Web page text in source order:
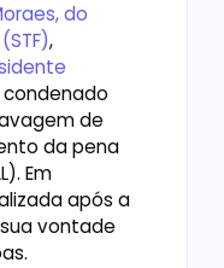
do
,
condenado
de
da pena
Em
após a
vontade